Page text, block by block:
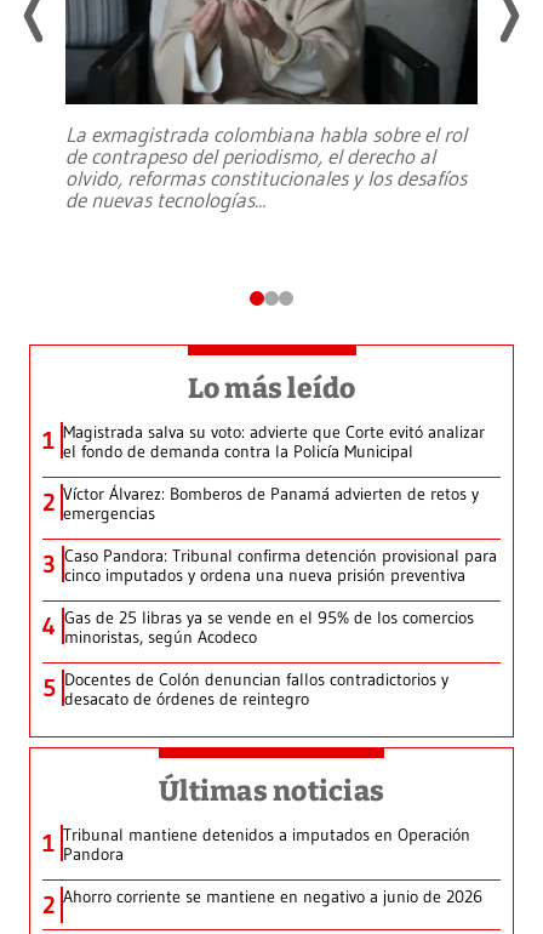
La exmagistrada colombiana habla sobre el rol
de contrapeso del periodismo, el derecho al
olvido, reformas constitucionales y los desafíos
de nuevas tecnologías...
Lo más leído
1 Magistrada salva su voto: advierte que Corte evitó analizar
el fondo de demanda contra la Policía Municipal
2 Víctor Álvarez: Bomberos de Panamá advierten de retos y
emergencias
3 Caso Pandora: Tribunal confirma detención provisional para
cinco imputados y ordena una nueva prisión preventiva
4 Gas de 25 libras ya se vende en el 95% de los comercios
minoristas, según Acodeco
5 Docentes de Colón denuncian fallos contradictorios y
desacato de órdenes de reintegro
Últimas noticias
1 Tribunal mantiene detenidos a imputados en Operación
Pandora
2 Ahorro corriente se mantiene en negativo a junio de 2026